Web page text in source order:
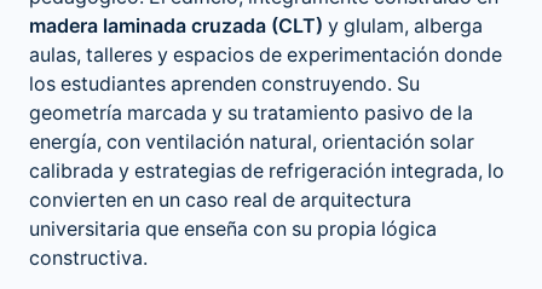
madera laminada cruzada (CLT) y glulam, alberga
aulas, talleres y espacios de experimentación donde
los estudiantes aprenden construyendo. Su
geometría marcada y su tratamiento pasivo de la
energía, con ventilación natural, orientación solar
calibrada y estrategias de refrigeración integrada, lo
convierten en un caso real de arquitectura
universitaria que enseña con su propia lógica
constructiva.